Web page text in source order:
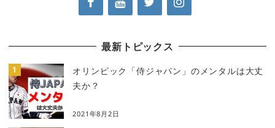
最新トピックス
オリンピック「侍ジャパン」のメンタルは大丈
夫か？
2021年8月2日